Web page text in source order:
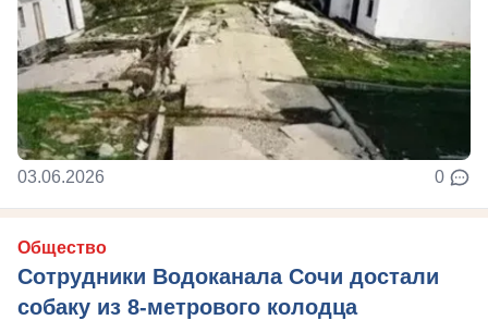
03.06.2026 0
Общество
Сотрудники Водоканала Сочи достали
собаку из 8-метрового колодца